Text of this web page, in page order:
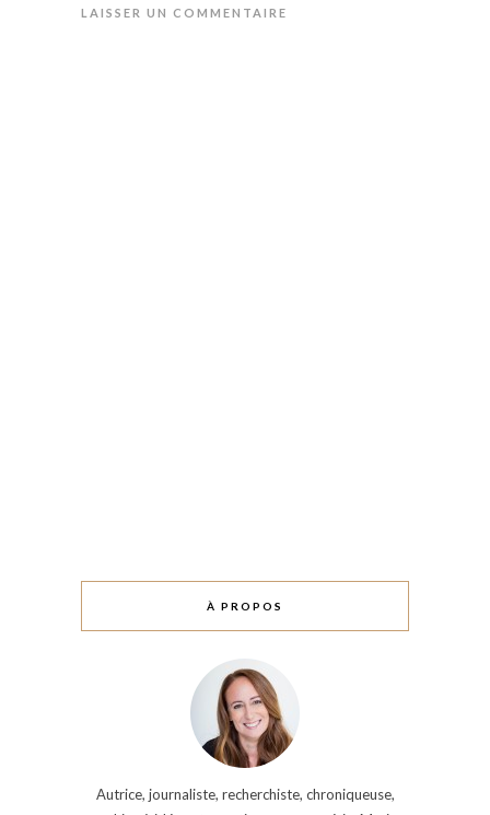
LAISSER UN COMMENTAIRE
À PROPOS
Autrice, journaliste, recherchiste, chroniqueuse,